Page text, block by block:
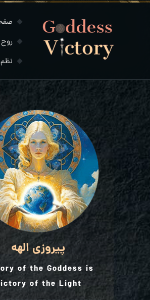
روح
نظم
پیروزی الهه
of the Goddess is
of the Light